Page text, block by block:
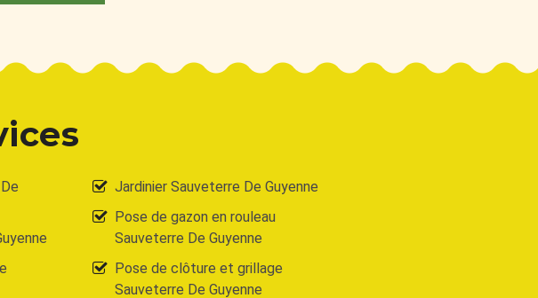
Jardinier Sauveterre De Guyenne
Pose de gazon en rouleau
Sauveterre De Guyenne
Pose de clôture et grillage
Sauveterre De Guyenne